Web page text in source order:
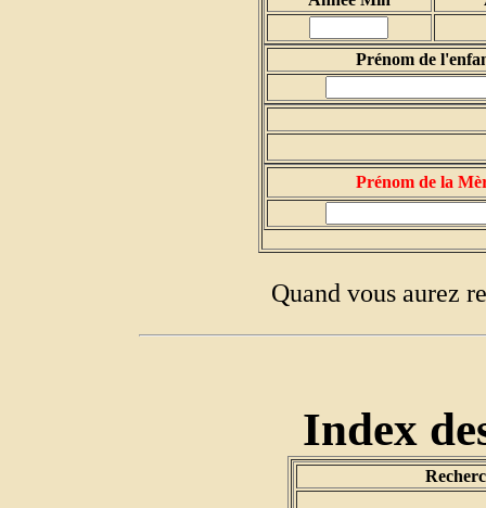
Prénom de
Prénom de la
Quand vous aurez
Index